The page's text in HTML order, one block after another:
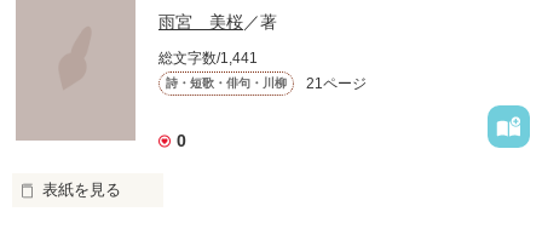
作品を読む
今でもあなたの事"好き"だよ
雨宮 美桜／著
総文字数/1,441
詩・短歌・俳句・川柳 21ページ
0
表紙を見る